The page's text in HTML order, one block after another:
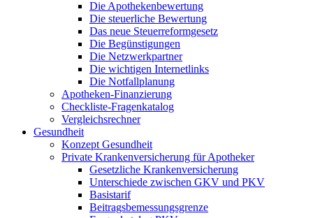
Die Apothekenbewertung
Die steuerliche Bewertung
Das neue Steuerreformgesetz
Die Begünstigungen
Die Netzwerkpartner
Die wichtigen Internetlinks
Die Notfallplanung
Apotheken-Finanzierung
Checkliste-Fragenkatalog
Vergleichsrechner
Gesundheit
Konzept Gesundheit
Private Krankenversicherung für Apotheker
Gesetzliche Krankenversicherung
Unterschiede zwischen GKV und PKV
Basistarif
Beitragsbemessungsgrenze